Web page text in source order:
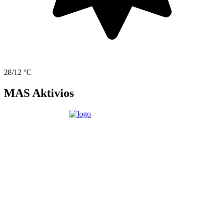
28/12 °C
MAS Aktivios